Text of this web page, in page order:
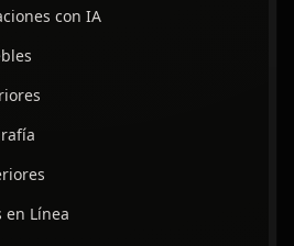
con IA
en Línea